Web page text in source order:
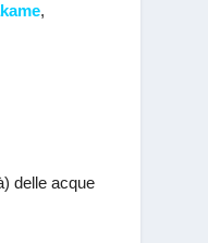
,
delle acque